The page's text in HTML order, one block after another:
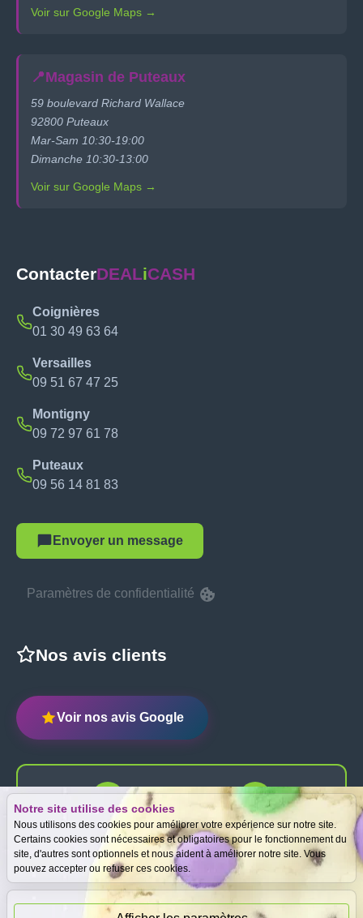
Notre site utilise des cookies
Nous utilisons des cookies pour améliorer votre expérience sur notre site.
Certains cookies sont nécessaires et obligatoires pour le fonctionnement du
site, d'autres sont optionnels et nous aident à améliorer notre site. Vous
pouvez accepter ou refuser ces cookies.
Voir sur Google Maps →
📍Magasin de Puteaux
59 boulevard Richard Wallace
92800 Puteaux
Mar-Sam 10:30-19:00
Dimanche 10:30-13:00
Voir sur Google Maps →
ContacterDEALiCASH
Coignières
01 30 49 63 64
Versailles
09 51 67 47 25
Montigny
09 72 97 61 78
Puteaux
09 56 14 81 83
Envoyer un message
Paramètres de confidentialité
Nos avis clients
Voir nos avis Google
Expertise
gratuite
Meilleurs prix
garantis
Paiement
immédiat